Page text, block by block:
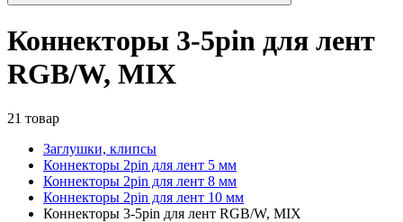
Коннекторы 3-5pin для лент
RGB/W, MIX
21 товар
Заглушки, клипсы
Коннекторы 2pin для лент 5 мм
Коннекторы 2pin для лент 8 мм
Коннекторы 2pin для лент 10 мм
Коннекторы 3-5pin для лент RGB/W, MIX